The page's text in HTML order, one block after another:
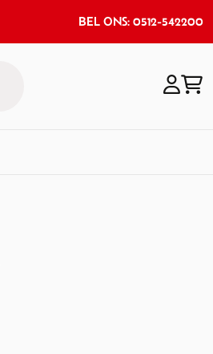
BEL ONS: 0512-542200